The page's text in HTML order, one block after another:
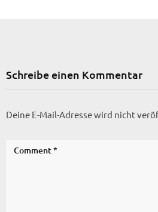
Schreibe einen Kommentar
Deine E-Mail-Adresse wird nicht